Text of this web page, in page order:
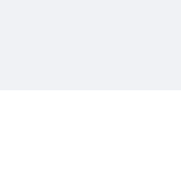
жизнь своему любимому